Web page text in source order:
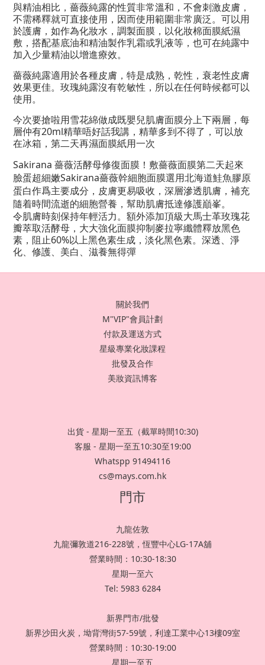
與精油相比，薔薇純露的性質非常溫和，不會刺激皮膚，
不需稀釋就可直接使用，因而使用範圍非常廣泛。可以用
於護膚，如作為化妝水，調製面膜，以化妝棉面膜紙濕
敷，搭配基底油和精油製作乳霜或乳液等，也可在純露中
加入少量精油以增進療效。
薔薇純露適用於各種皮膚，特是成熟，乾性，衰老性皮膚
效果更佳。玫瑰純露沒有乾敏性，所以在任何時候都可以
使用。
今次要搶啦用雪花綿做成既嬰兒肌膚面膜分上下兩層，每
層仲有20ml精華唔好話我講，精華多到不得了，可以放
在冰箱，第二天再濕面膜紙用一次
Sakirana 薔薇活酵母修復面膜！敷薔薇面膜第二天起來
臉蛋超細嫩Sakirana薔薇幹細胞面膜選用北海道鮭魚膠原
蛋白作爲主要成分，皮膚更易吸收，深層滲透肌膚，補充
隨着時間流逝的細胞營養，幫助肌膚抵達修護巔峯。
令肌膚時刻保持年輕活力。額外添加頂級大馬士革玫瑰花
瓣萃取活酵母，大大強化面膜抑制麥拉寧纖體釋放黑色
素，阻止60%以上黑色素生成，淡化黑色素。深透、淨
化、修護、美白、滋養無得彈
關於我們
M"VIP"會員計劃
付款及運送方式
星級專業化妝課程
批發及合作
美妝資訊博客
出貨 - 星期一至五（截單時間10:30)
客服 - 星期一至五10:30至19:00
Whatspp 91494116
cs@mays.com.hk
門市
九龍佐敦
九龍彌敦道216-228號，恆豐中心LG-17A舖
營業時間：10:30-18:30
星期一至六
Tel: 5983 6284
新界門市/批發
新界沙田火炭，坳背灣街57-59號，利達工業中心13樓09室
營業時間：10:30-19:00
星期一至五